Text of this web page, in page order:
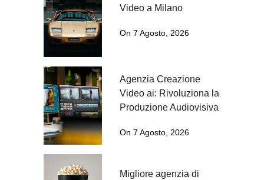
Video a Milano
On 7 Agosto, 2026
Agenzia Creazione
Video ai: Rivoluziona la
Produzione Audiovisiva
On 7 Agosto, 2026
Migliore agenzia di